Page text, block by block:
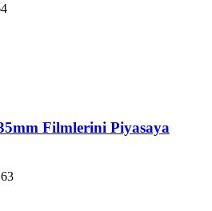
Filmlerini Piyasaya
63